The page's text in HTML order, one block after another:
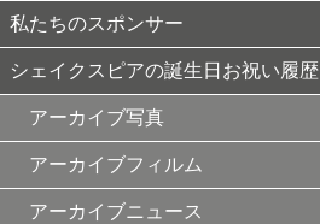
私たちのスポンサー
シェイクスピアの誕生日お祝い履歴
アーカイブ写真
アーカイブフィルム
アーカイブニュース